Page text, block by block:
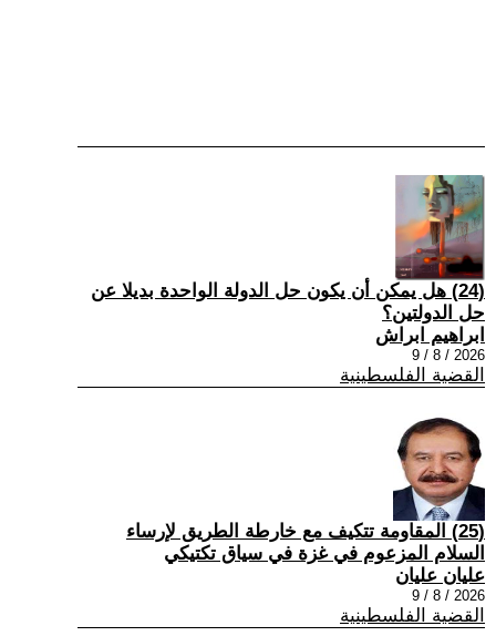
(24) هل يمكن أن يكون حل الدولة الواحدة بديلا عن
حل الدولتين؟
ابراهيم ابراش
2026 / 8 / 9
القضية الفلسطينية
(25) المقاومة تتكيف مع خارطة الطريق لإرساء
السلام المزعوم في غزة في سياق تكتيكي
عليان عليان
2026 / 8 / 9
القضية الفلسطينية